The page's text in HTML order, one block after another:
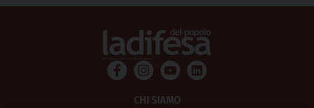
CHI SIAMO